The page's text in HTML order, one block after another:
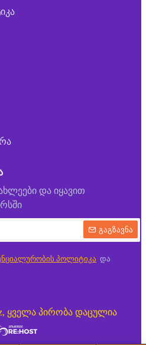
და იყავით
გაგზავნა
პოლიტიკა და
ყველა პირობა დაცულია